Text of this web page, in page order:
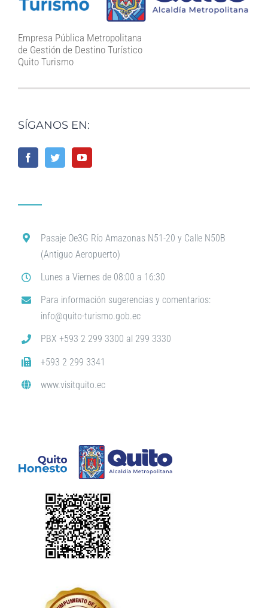
Empresa Pública Metropolitana
de Gestión de Destino Turístico
Quito Turismo
SÍGANOS EN:
Pasaje Oe3G Río Amazonas N51-20 y Calle N50B
(Antiguo Aeropuerto)
Lunes a Viernes de 08:00 a 16:30
Para información sugerencias y comentarios:
info@quito-turismo.gob.ec
PBX +593 2 299 3300 al 299 3330
+593 2 299 3341
www.visitquito.ec